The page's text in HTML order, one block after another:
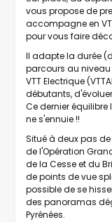
vous propose de
accompagne en
pour vous faire
Il adapte la durée
parcours au niveau
VTT Electrique
débutants,
Ce dernier
ne s'ennuie !!
Situé à deux pas
de l'Opération
de la Cesse et du
de points de vue
possible de se
des panoramas
Pyrénées.